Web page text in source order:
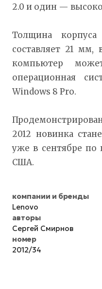
2.0 и один —
Толщина корпуса
составляет 21
компьютер
операционная
Windows 8 Pro.
2012 новинка
уже в сентябре по
США.
компании и бренды
Lenovo
авторы
Сергей Смирнов
номер
2012/34